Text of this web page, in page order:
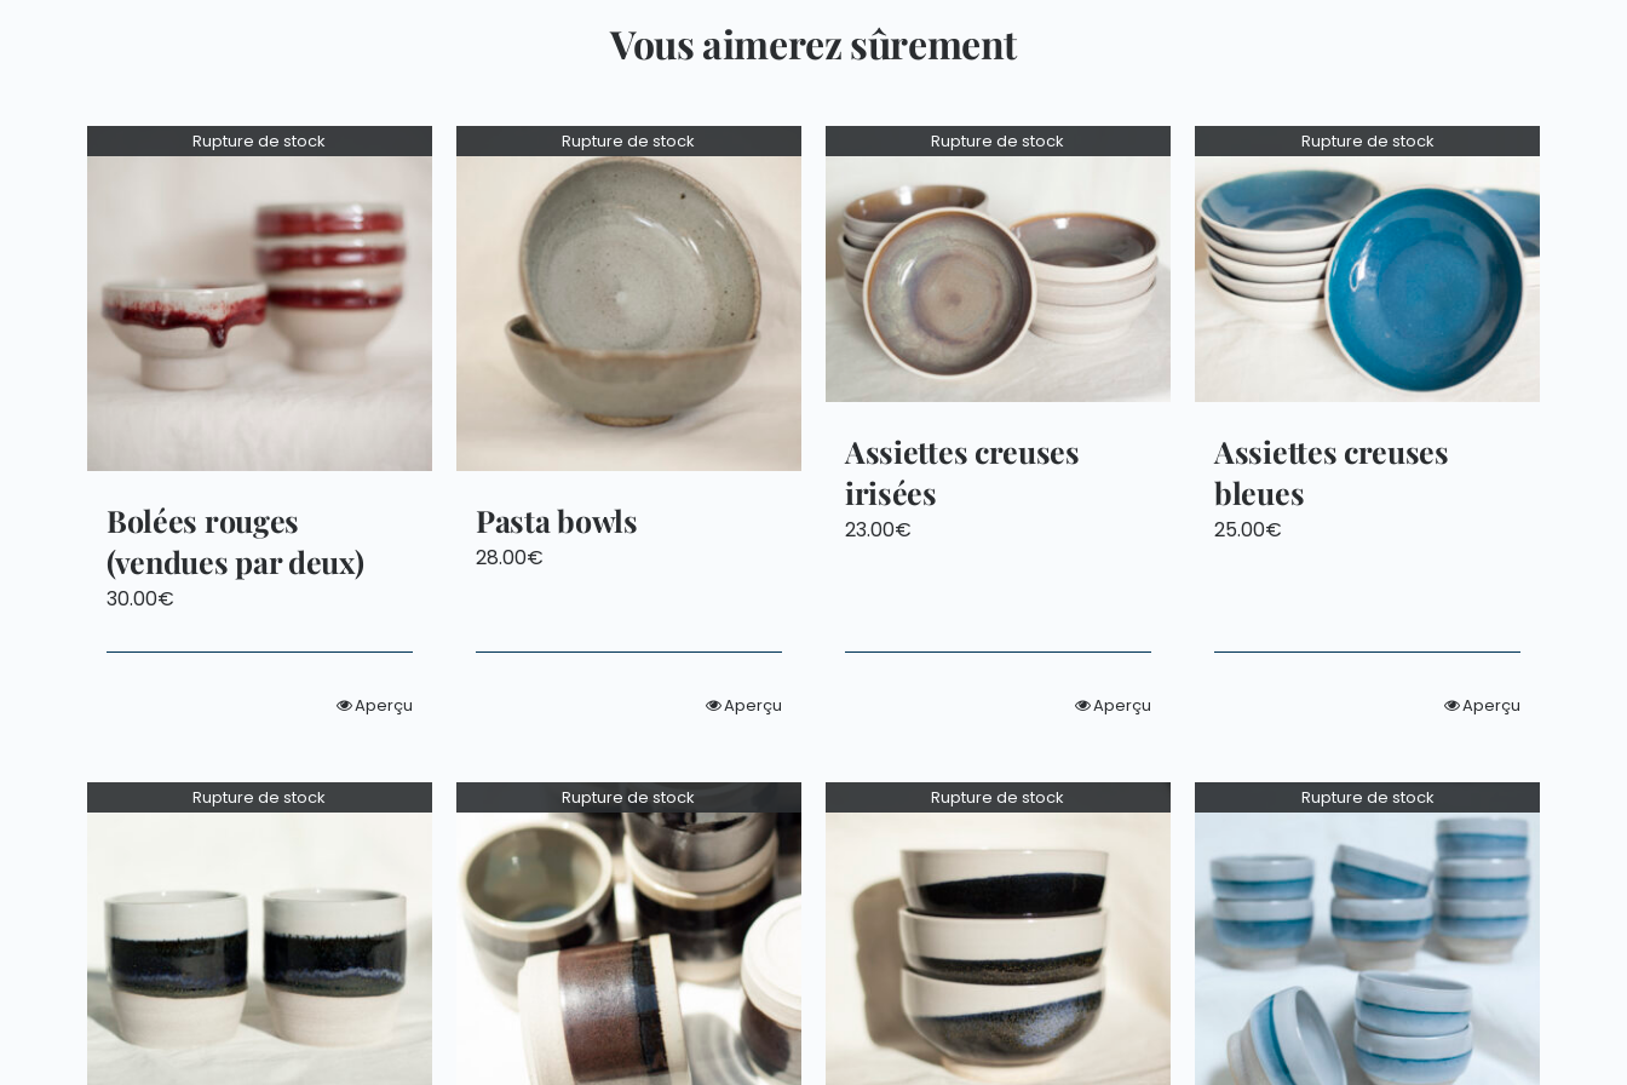
Vous aimerez sûrement
Rupture de stock
Bolées rouges
(vendues par deux)
30.00€
Aperçu
Rupture de stock
Pasta bowls
28.00€
Aperçu
Rupture de stock
Assiettes creuses
irisées
23.00€
Aperçu
Rupture de stock
Assiettes creuses
bleues
25.00€
Aperçu
Rupture de stock Rupture de stock Rupture de stock Rupture de stock